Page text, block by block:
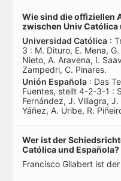
Wie sind die offiziellen
zwischen Univ Católica
Universidad Católica :
3 : M. Dituro, E. Mena,
Nieto, A. Aravena, I.
Zampedri, C. Pinares.
Unión Española : Das
Fuentes, stellt 4-2-3-1 :
Fernández, J. Villagra,
Yáñez, A. Uribe, R.
Wer ist der
Católica und Española?
Francisco Gilabert ist